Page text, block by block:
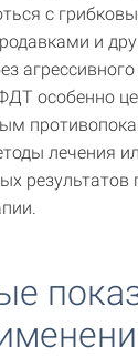
с
и
агрессивного
особенно
лечения
результатов